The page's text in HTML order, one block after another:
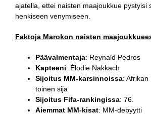
ajatella, ettei naisten maajoukkue pystyisi
henkiseen venymiseen.
Faktoja Marokon naisten
Päävalmentaja: Reynald Pedros
Kapteeni: Élodie Nakkach
Sijoitus MM-karsinnoissa: Afrikan
toinen sija
Sijoitus Fifa-rankingissa: 76.
Aiemmat MM-kisat: MM-debyytti